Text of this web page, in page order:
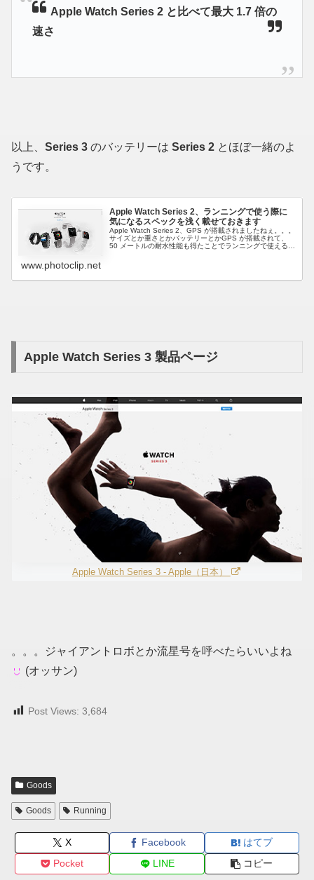
Apple Watch Series 2 と比べて最大 1.7 倍の
速さ
以上、 Series 3 のバッテリーは Series 2 とほぼ一緒のよ
うです。
Apple Watch Series 2、ランニングで使う際に
気になるスペックを浅く載せておきます
Apple Watch Series 2、GPS が搭載されましたねぇ。。。
サイズとか重さとかバッテリーとかGPS が搭載されて、
50 メートルの耐水性能も得たことでランニングで使えるデ
www.photoclip.net
Apple Watch Series 3 製品ページ
Apple Watch Series 3 - Apple（日本）
。。。ジャイアントロボとか流星号を呼べたらいいよね
(オッサン)
Post Views: 3,684
Goods
Goods Running
X Facebook
はてブ
Pocket
LINE コピー